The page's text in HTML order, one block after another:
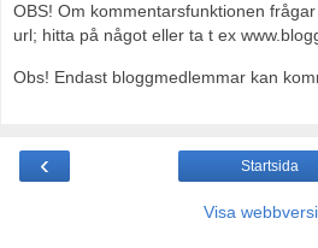
OBS! Om kommentarsfunktionen
url; hitta på något eller ta t ex
Obs! Endast bloggmedlemmar kan
‹ Startsida
Visa